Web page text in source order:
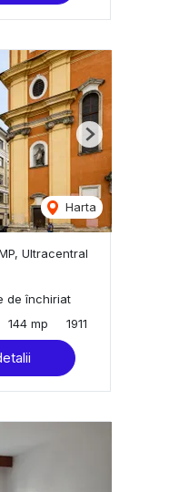
Harta
Next
Ultracentral
de închiriat
144 mp 1911